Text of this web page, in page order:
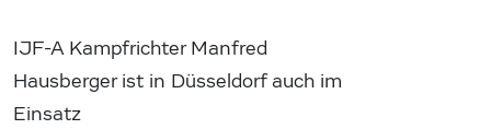
IJF-A Kampfrichter Manfred
Hausberger ist in Düsseldorf auch im
Einsatz